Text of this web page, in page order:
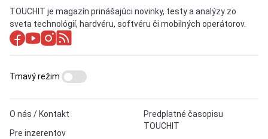
TOUCHIT je magazín prinášajúci novinky, testy a analýzy zo
sveta technológií, hardvéru, softvéru či mobilných operátorov.
O nás / Kontakt
Pre inzerentov
Predplatné časopisu
TOUCHIT
Tmavý režim